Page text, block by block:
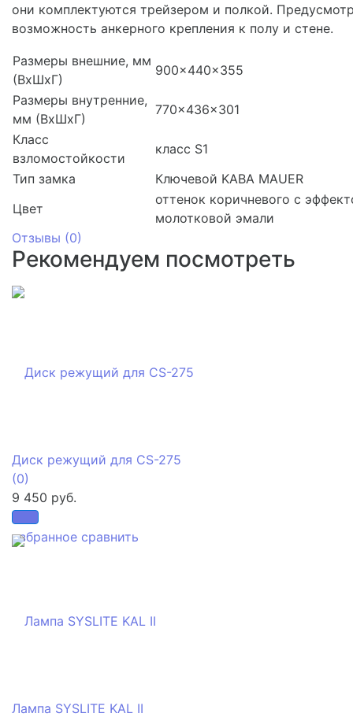
они комплектуются трейзером и полкой.
возможность анкерного крепления к полу и стене.
Размеры внешние, мм
(ВхШхГ)
900x440x355
Размеры внутренние,
мм (ВхШхГ)
770x436x301
Класс
взломостойкости
класс S1
Тип замка
Ключевой KABA MAUER
Цвет
оттенок коричневого с
молотковой эмали
Отзывы (0)
Рекомендуем посмотреть
избранное сравнить
Диск режущий для CS-275
(0)
9 450 руб.
Лампа SYSLITE KAL II